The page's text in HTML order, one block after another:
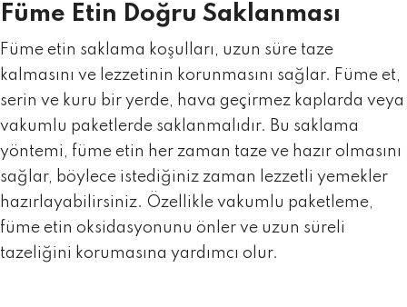
Füme Etin Doğru Saklanması
Füme etin saklama koşulları, uzun süre taze
kalmasını ve lezzetinin korunmasını sağlar. Füme et,
serin ve kuru bir yerde, hava geçirmez kaplarda veya
vakumlu paketlerde saklanmalıdır. Bu saklama
yöntemi, füme etin her zaman taze ve hazır olmasını
sağlar, böylece istediğiniz zaman lezzetli yemekler
hazırlayabilirsiniz. Özellikle vakumlu paketleme,
füme etin oksidasyonunu önler ve uzun süreli
tazeliğini korumasına yardımcı olur.